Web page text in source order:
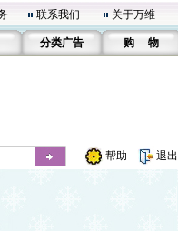
联系我们 关于万维
分类广告 购 物
帮助 退出